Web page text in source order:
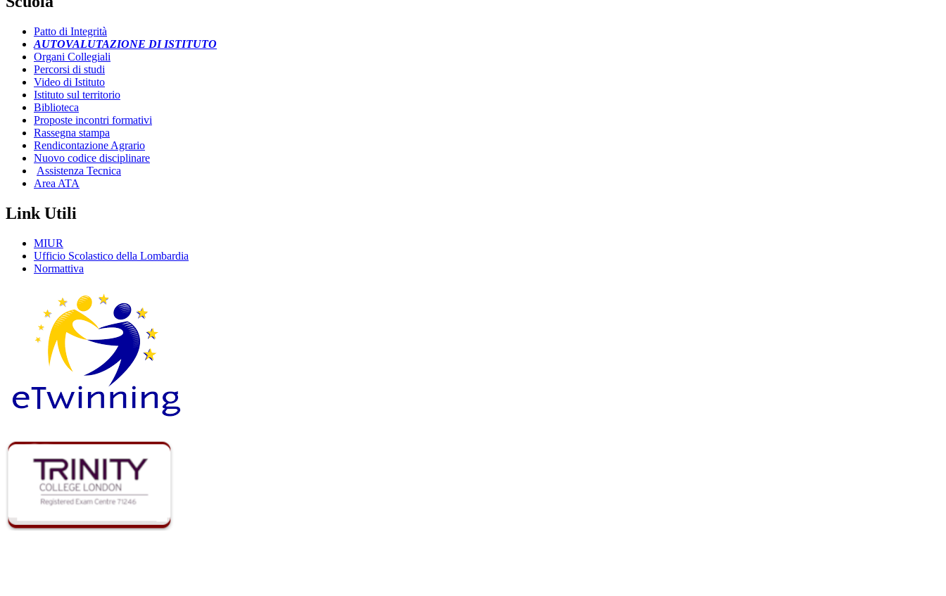
Patto di Integrità
AUTOVALUTAZIONE DI ISTITUTO
Organi Collegiali
Percorsi di studi
Video di Istituto
Istituto sul territorio
Biblioteca
Proposte incontri formativi
Rassegna stampa
Rendicontazione Agrario
Nuovo codice disciplinare
Assistenza Tecnica
Area ATA
Link Utili
MIUR
Ufficio Scolastico della Lombardia
Normattiva